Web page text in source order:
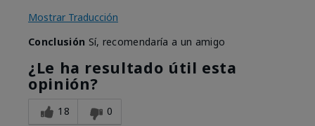
Mostrar Traducción
Conclusión Sí, recomendaría a un amigo
¿Le ha resultado útil esta
opinión?
18 0